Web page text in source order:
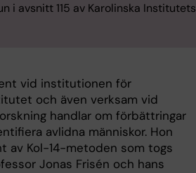
i avsnitt 115 av Karolinska Institutets
vid institutionen för
och även verksam vid
handlar om förbättringar
avlidna människor. Hon
av Kol-14-metoden som togs
Jonas Frisén och hans